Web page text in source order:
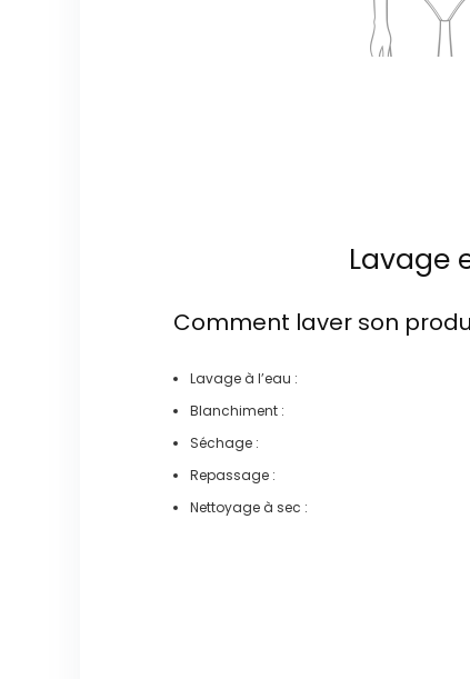
Lavage
Comment laver son
Lavage à l’eau :
Blanchiment :
Séchage :
Repassage :
Nettoyage à sec :